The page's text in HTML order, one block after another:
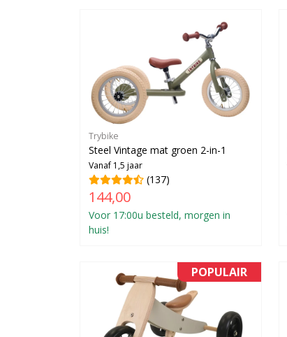
Trybike
Steel Vintage mat groen 2-in-1
Vanaf 1,5 jaar
(137)
144,00
Voor 17:00u besteld, morgen in
huis!
POPULAIR